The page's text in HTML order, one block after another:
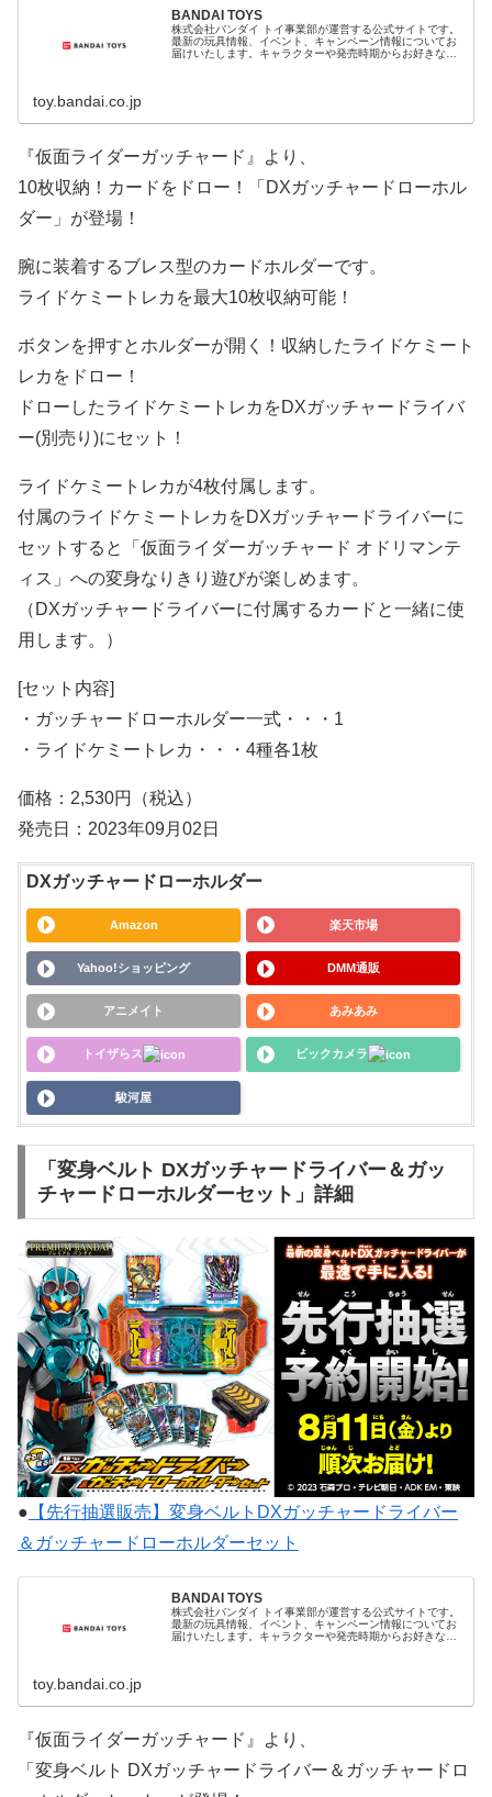
BANDAI TOYS
株式会社バンダイ トイ事業部が運営する公式サイトです。
最新の玩具情報、イベント、キャンペーン情報についてお
届けいたします。キャラクターや発売時期からお好きな商
toy.bandai.co.jp
『仮面ライダーガッチャード』より、
10枚収納！カードをドロー！「DXガッチャードローホル
ダー」が登場！
腕に装着するブレス型のカードホルダーです。
ライドケミートレカを最大10枚収納可能！
ボタンを押すとホルダーが開く！収納したライドケミート
レカをドロー！
ドローしたライドケミートレカをDXガッチャードライバ
ー(別売り)にセット！
ライドケミートレカが4枚付属します。
付属のライドケミートレカをDXガッチャードライバーに
セットすると「仮面ライダーガッチャード オドリマンテ
ィス」への変身なりきり遊びが楽しめます。
（DXガッチャードライバーに付属するカードと一緒に使
用します。）
[セット内容]
・ガッチャードローホルダー一式・・・1
・ライドケミートレカ・・・4種各1枚
価格：2,530円（税込）
発売日：2023年09月02日
DXガッチャードローホルダー
Amazon 楽天市場
Yahoo!ショッピング DMM通販
アニメイト あみあみ
トイザらス ビックカメラ
駿河屋
「変身ベルト DXガッチャードライバー＆ガッ
チャードローホルダーセット」詳細
● 【先行抽選販売】変身ベルトDXガッチャードライバー
＆ガッチャードローホルダーセット
BANDAI TOYS
株式会社バンダイ トイ事業部が運営する公式サイトです。
最新の玩具情報、イベント、キャンペーン情報についてお
届けいたします。キャラクターや発売時期からお好きな商
toy.bandai.co.jp
『仮面ライダーガッチャード』より、
「変身ベルト DXガッチャードライバー＆ガッチャードロ